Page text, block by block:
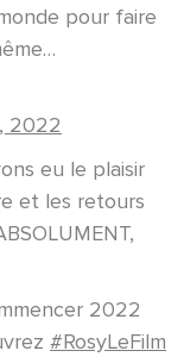
pour faire
2022
eu le plaisir
et les retours
2022
#RosyLeFilm